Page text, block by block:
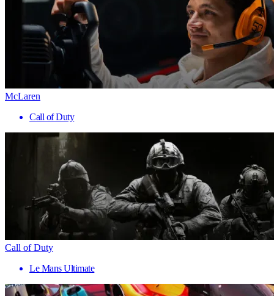
McLaren
Call of Duty
Call of Duty
Le Mans Ultimate